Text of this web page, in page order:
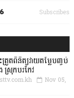
Subscribes
រួតពិនិត្យវាយតម្លៃបញ្ចប់
រុកបរកែវ
Nov 05,